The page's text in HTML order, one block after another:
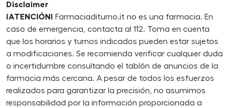
Disclaimer
¡ATENCIÓN! Farmaciaditurno.it no es una farmacia. En
caso de emergencia, contacta al 112. Toma en cuenta
que los horarios y turnos indicados pueden estar sujetos
a modificaciones. Se recomienda verificar cualquier duda
o incertidumbre consultando el tablón de anuncios de la
farmacia más cercana. A pesar de todos los esfuerzos
realizados para garantizar la precisión, no asumimos
responsabilidad por la información proporcionada a